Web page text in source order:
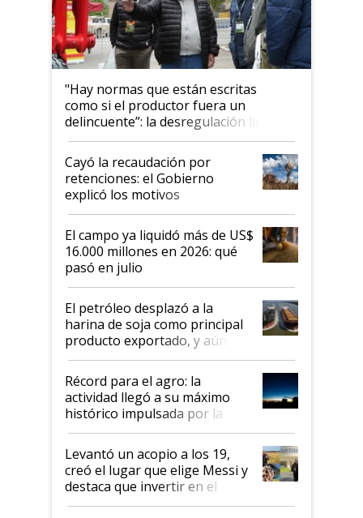
"Hay normas que están escritas
como si el productor fuera un
delincuente”: la desregulación llegó
al Congreso Aapresid y hasta se
habló del financiamiento al IPCVA
Cayó la recaudación por
retenciones: el Gobierno
explicó los motivos
El campo ya liquidó más de US$
16.000 millones en 2026: qué
pasó en julio
El petróleo desplazó a la
harina de soja como principal
producto exportado, y aún así
el agro aportó casi seis de cada
diez dólares y sostuvo el
liderazgo en un semestre
récord
Récord para el agro: la
actividad llegó a su máximo
histórico impulsada por la
cosecha y las exportaciones
Levantó un acopio a los 19,
creó el lugar que elige Messi y
destaca que invertir en el
kirchnerismo era como "darle